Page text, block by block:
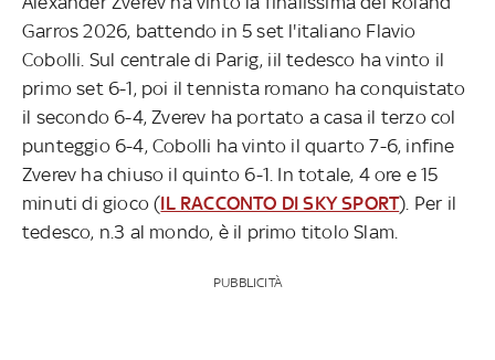
Garros 2026, battendo in 5 set l'italiano Flavio
Cobolli. Sul centrale di Parig, iil tedesco ha vinto il
primo set 6-1, poi il tennista romano ha conquistato
il secondo 6-4, Zverev ha portato a casa il terzo col
punteggio 6-4, Cobolli ha vinto il quarto 7-6, infine
Zverev ha chiuso il quinto 6-1. In totale, 4 ore e 15
minuti di gioco (IL RACCONTO DI SKY SPORT). Per il
tedesco, n.3 al mondo, è il primo titolo Slam.
PUBBLICITÀ